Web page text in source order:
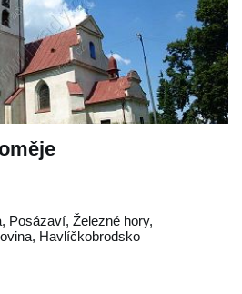
, Posázaví, Železné hory,
, Havlíčkobrodsko